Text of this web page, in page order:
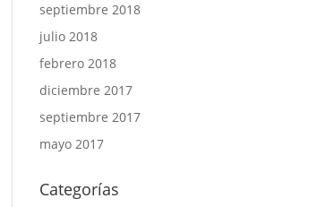
septiembre 2018
julio 2018
febrero 2018
diciembre 2017
septiembre 2017
mayo 2017
Categorías